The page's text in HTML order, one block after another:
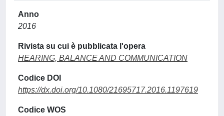
Anno
2016
Rivista su cui è pubblicata l'opera
HEARING, BALANCE AND COMMUNICATION
Codice DOI
https://dx.doi.org/10.1080/21695717.2016.1197619
Codice WOS